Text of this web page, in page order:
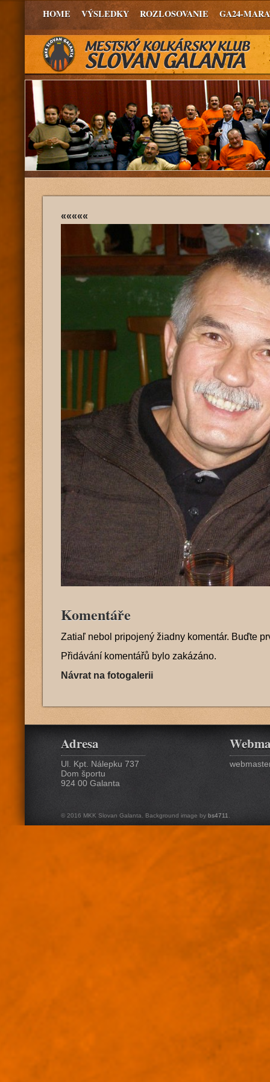
HOME VÝSLEDKY ROZLOSOVANIE GA24-
«««««
Komentáře
Zatiaľ nebol pripojený žiadny komentár. Buďte
Přidávání komentářů bylo zakázáno.
Návrat na fotogalerii
Adresa
Ul. Kpt. Nálepku 737
Dom športu
924 00 Galanta
© 2016 MKK Slovan Galanta. Background image by bs4711